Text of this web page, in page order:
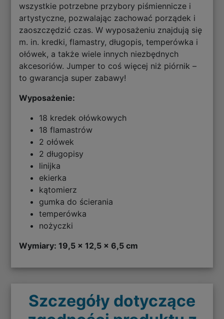
wszystkie potrzebne przybory piśmiennicze i
artystyczne, pozwalając zachować porządek i
zaoszczędzić czas. W wyposażeniu znajdują się
m. in. kredki, flamastry, długopis, temperówka i
ołówek, a także wiele innych niezbędnych
akcesoriów. Jumper to coś więcej niż piórnik –
to gwarancja super zabawy!
Wyposażenie:
18 kredek ołówkowych
18 flamastrów
2 ołówek
2 długopisy
linijka
ekierka
kątomierz
gumka do ścierania
temperówka
nożyczki
Wymiary: 19,5 x 12,5 x 6,5 cm
Szczegóły dotyczące